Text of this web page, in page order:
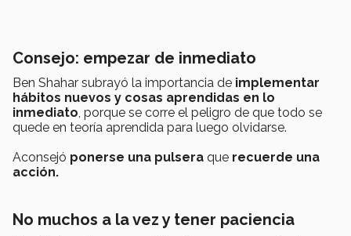
Consejo: empezar de inmediato
Ben Shahar subrayó la importancia de implementar
hábitos nuevos y cosas aprendidas en lo
inmediato, porque se corre el peligro de que todo se
quede en teoría aprendida para luego olvidarse.
Aconsejó ponerse una pulsera que recuerde una
acción.
No muchos a la vez y tener paciencia